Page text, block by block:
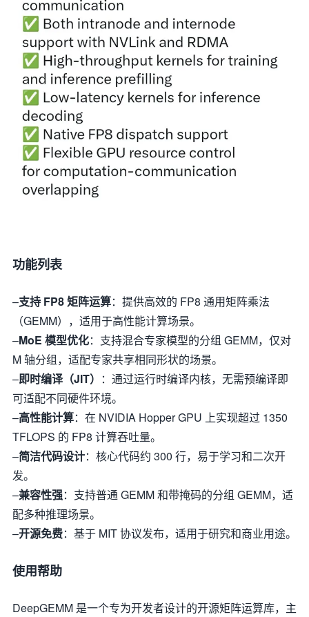
功能列表
–支持 FP8 矩阵运算：提供高效的 FP8 通用矩阵乘法
（GEMM），适用于高性能计算场景。
–MoE 模型优化：支持混合专家模型的分组 GEMM，仅对
M 轴分组，适配专家共享相同形状的场景。
–即时编译（JIT） ：通过运行时编译内核，无需预编译即
可适配不同硬件环境。
–高性能计算：在 NVIDIA Hopper GPU 上实现超过 1350
TFLOPS 的 FP8 计算吞吐量。
–简洁代码设计：核心代码约 300 行，易于学习和二次开
发。
–兼容性强：支持普通 GEMM 和带掩码的分组 GEMM，适
配多种推理场景。
–开源免费：基于 MIT 协议发布，适用于研究和商业用途。
使用帮助
DeepGEMM 是一个专为开发者设计的开源矩阵运算库，主